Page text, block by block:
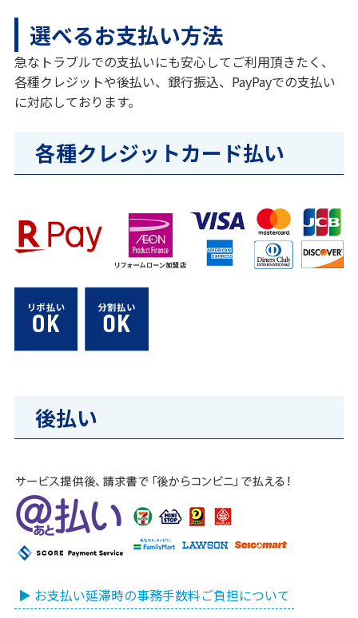
選べるお支払い方法
急なトラブルでの支払いにも安心してご利用頂きたく、
各種クレジットや後払い、銀行振込、PayPayでの支払い
に対応しております。
各種クレジットカード払い
後払い
▶ お支払い延滞時の事務手数料ご負担について